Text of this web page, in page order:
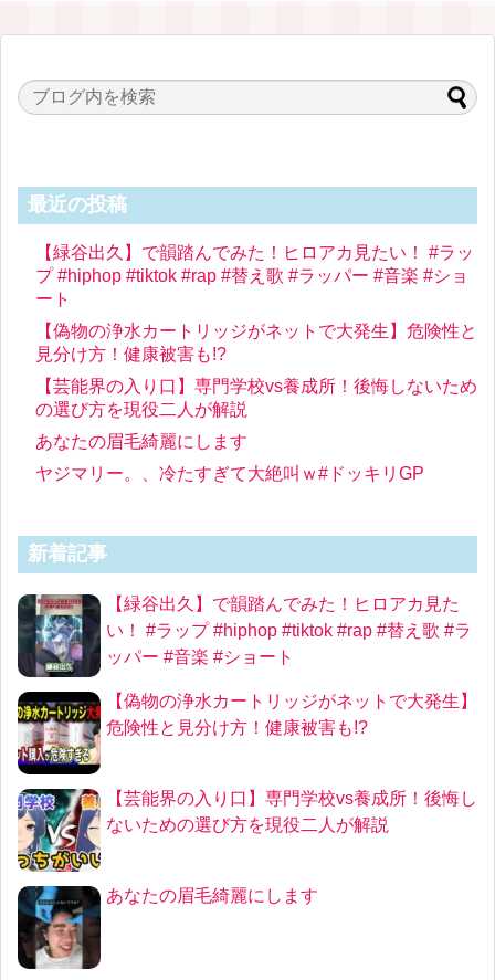
最近の投稿
【緑谷出久】で韻踏んでみた！ヒロアカ見たい！ #ラッ
プ #hiphop #tiktok #rap #替え歌 #ラッパー #音楽 #ショ
ート
【偽物の浄水カートリッジがネットで大発生】危険性と
見分け方！健康被害も!?
【芸能界の入り口】専門学校vs養成所！後悔しないため
の選び方を現役二人が解説
あなたの眉毛綺麗にします
ヤジマリー。、冷たすぎて大絶叫ｗ#ドッキリGP
新着記事
【緑谷出久】で韻踏んでみた！ヒロアカ見た
い！ #ラップ #hiphop #tiktok #rap #替え歌 #ラ
ッパー #音楽 #ショート
【偽物の浄水カートリッジがネットで大発生】
危険性と見分け方！健康被害も!?
【芸能界の入り口】専門学校vs養成所！後悔し
ないための選び方を現役二人が解説
あなたの眉毛綺麗にします